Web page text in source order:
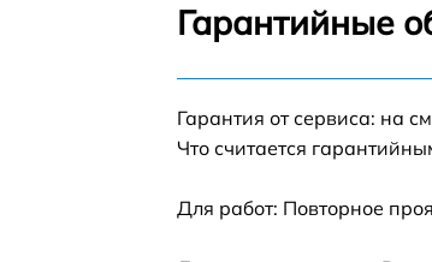
Ремонт/замена датчика
Замена прокладки Polaris Vega
Гарантийные
Гарантия от сервиса: на
Что считается
Для работ: Повторное